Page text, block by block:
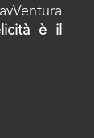
è il